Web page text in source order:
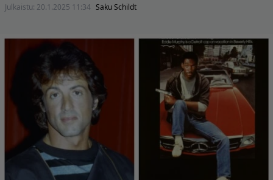
Julkaistu: 20.1.2025 11:34 Saku Schildt